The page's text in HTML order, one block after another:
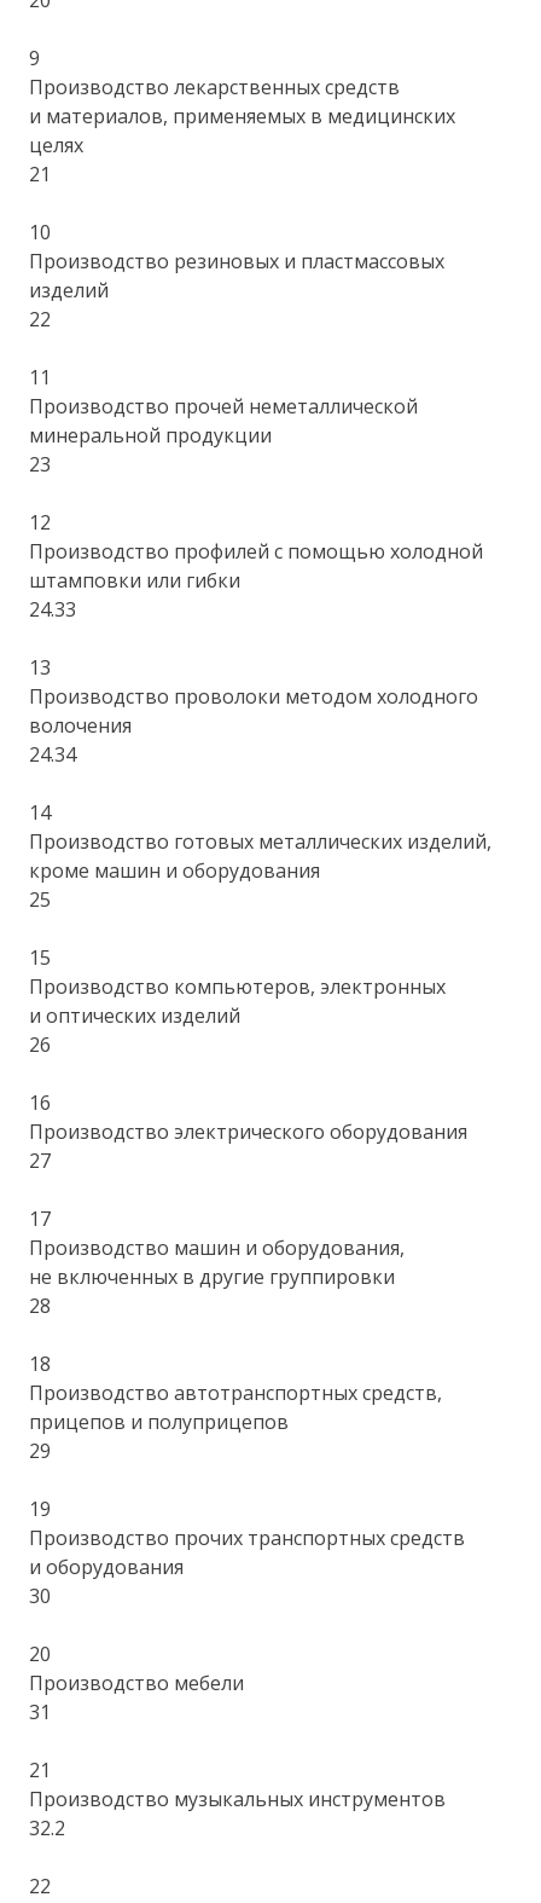
9
Производство лекарственных средств
и материалов, применяемых в медицинских
целях
21
10
Производство резиновых и пластмассовых
изделий
22
11
Производство прочей неметаллической
минеральной продукции
23
12
Производство профилей с помощью холодной
штамповки или гибки
24.33
13
Производство проволоки методом холодного
волочения
24.34
14
Производство готовых металлических изделий,
кроме машин и оборудования
25
15
Производство компьютеров, электронных
и оптических изделий
26
16
Производство электрического оборудования
27
17
Производство машин и оборудования,
не включенных в другие группировки
28
18
Производство автотранспортных средств,
прицепов и полуприцепов
29
19
Производство прочих транспортных средств
и оборудования
30
20
Производство мебели
31
21
Производство музыкальных инструментов
32.2
22